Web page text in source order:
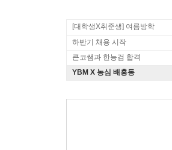
[대학생X취준생] 여름방학
하반기 채용 시작
큰코쌤과 한능검 합격
YBM X 농심 배홍동